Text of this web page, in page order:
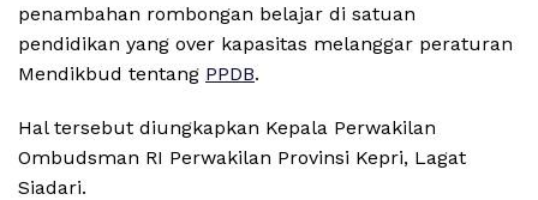
penambahan rombongan belajar di satuan
pendidikan yang over kapasitas melanggar peraturan
Mendikbud tentang PPDB.
Hal tersebut diungkapkan Kepala Perwakilan
Ombudsman RI Perwakilan Provinsi Kepri, Lagat
Siadari.